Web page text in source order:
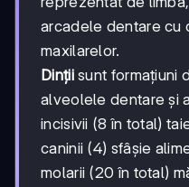
arcadele dentare cu
maxilarelor.
Dințiisunt formațiuni
alveolele dentare și
incisivii (8 în total)
caninii (4) sfâșie
molarii (20 în total)